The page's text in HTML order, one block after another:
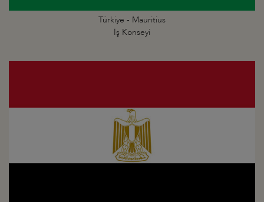
Türkiye - Mauritius
İş Konseyi